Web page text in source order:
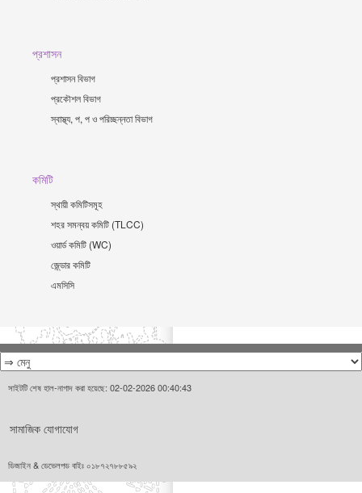
প্রশাসন
প্রশাসন বিভাগ
প্রকৌশল বিভাগ
স্বাস্থ্য, প, প ও পরিচ্ছন্নতা ‍বিভাগ
কমিটি
স্থায়ী কমিটিসমূহ
শহর সমন্বয় কমিটি (TLCC)
ওয়ার্ড কমিটি (WC)
জে্ন্ডার কমিটি
এমসিসি
সাইটটি শেষ হাল-নাগাদ করা হয়েছে: 02-02-2026 00:40:43
সামাজিক যোগাযোগ
ডিজাইন & ডেভেলপড বাইঃ ০১৮৭২৭৮৮৫৯২